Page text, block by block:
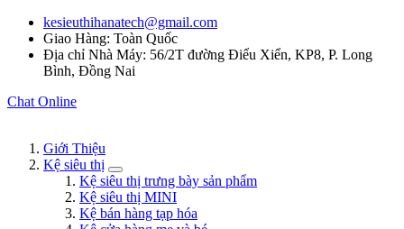
kesieuthihanatech@gmail.com
Giao Hàng: Toàn Quốc
Địa chỉ Nhà Máy: 56/2T đường Điểu Xiển, KP8, P. Long
Bình, Đồng Nai
Chat Online
Giới Thiệu
Kệ siêu thị
Kệ siêu thị trưng bày sản phẩm
Kệ siêu thị MINI
Kệ bán hàng tạp hóa